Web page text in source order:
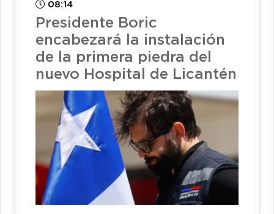
08:14
Presidente Boric
encabezará la instalación
de la primera piedra del
nuevo Hospital de Licantén